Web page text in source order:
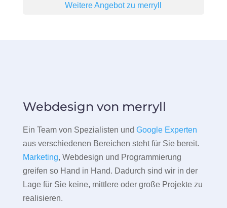
Weitere Angebot zu merryll
Webdesign von merryll
Ein Team von Spezialisten und Google Experten
aus verschiedenen Bereichen steht für Sie bereit.
Marketing, Webdesign und Programmierung
greifen so Hand in Hand. Dadurch sind wir in der
Lage für Sie keine, mittlere oder große Projekte zu
realisieren.